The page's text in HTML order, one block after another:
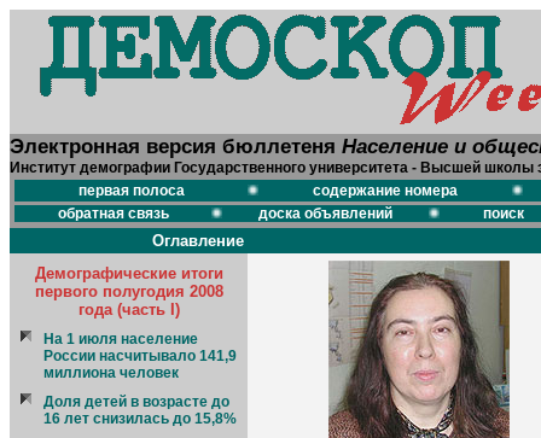
Электронная версия бюллетеня Население и
Институт демографии Государственного университета - Высшей школы
первая полоса
содержание номера
обратная связь
доска объявлений поиск
Оглавление
Демографические итоги
первого полугодия 2008
года (часть I)
На 1 июля население
России насчитывало 141,9
миллиона человек
Доля детей в возрасте до
16 лет снизилась до 15,8%